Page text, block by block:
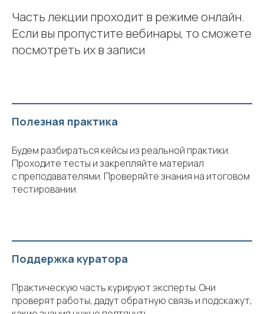
Часть лекции проходит в режиме онлайн.
Если вы пропустите вебинары, то сможете
посмотреть их в записи
Полезная практика
Будем разбираться кейсы из реальной практики.
Проходите тесты и закрепляйте материал
с преподавателями. Проверяйте знания на итоговом
тестировании
Поддержка куратора
Практическую часть курируют эксперты. Они
проверят работы, дадут обратную связь и подскажут,